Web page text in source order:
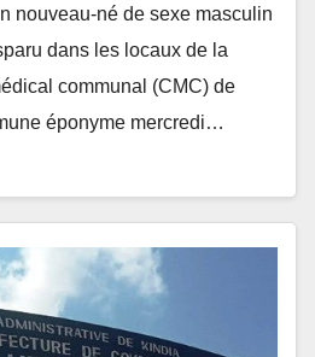
nouveau-né de sexe masculin
dans les locaux de la
communal (CMC) de
éponyme mercredi…